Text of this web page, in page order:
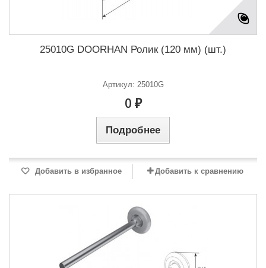
25010G DOORHAN Ролик (120 мм) (шт.)
Артикул: 25010G
0 ₽
Подробнее
Добавить в избранное Добавить к сравнению